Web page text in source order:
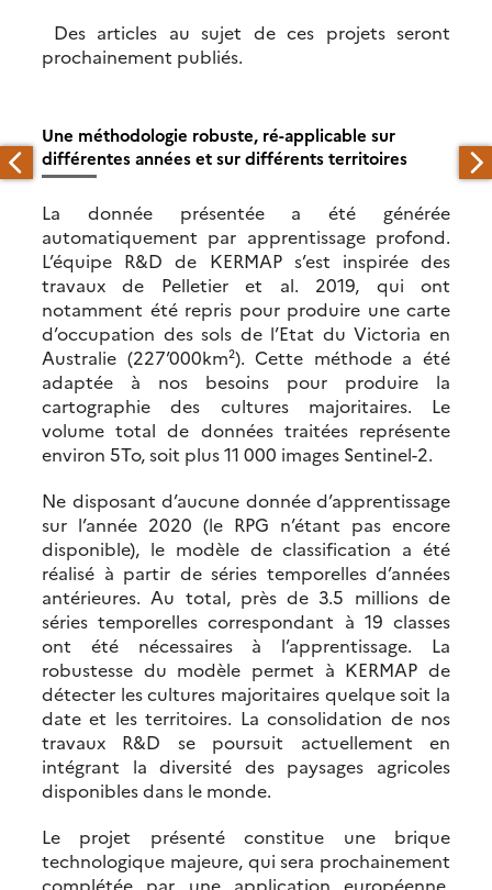
Des articles au sujet de ces projets seront
prochainement publiés.
Une méthodologie robuste, ré-applicable sur
différentes années et sur différents territoires
La donnée présentée a été générée
automatiquement par apprentissage profond.
L’équipe R&D de KERMAP s’est inspirée des
travaux de Pelletier et al. 2019, qui ont
notamment été repris pour produire une carte
d’occupation des sols de l’Etat du Victoria en
Australie (227’000km²). Cette méthode a été
adaptée à nos besoins pour produire la
cartographie des cultures majoritaires. Le
volume total de données traitées représente
environ 5To, soit plus 11 000 images Sentinel-2.
Ne disposant d’aucune donnée d’apprentissage
sur l’année 2020 (le RPG n’étant pas encore
disponible), le modèle de classification a été
réalisé à partir de séries temporelles d’années
antérieures. Au total, près de 3.5 millions de
séries temporelles correspondant à 19 classes
ont été nécessaires à l’apprentissage. La
robustesse du modèle permet à KERMAP de
détecter les cultures majoritaires quelque soit la
date et les territoires. La consolidation de nos
travaux R&D se poursuit actuellement en
intégrant la diversité des paysages agricoles
disponibles dans le monde.
Le projet présenté constitue une brique
technologique majeure, qui sera prochainement
complétée par une application européenne,